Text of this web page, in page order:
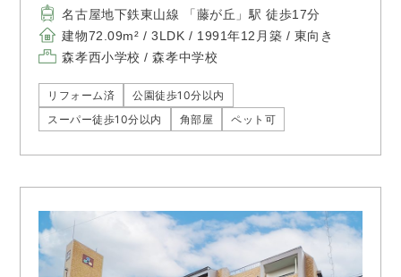
名古屋地下鉄東山線 「藤が丘」駅 徒歩17分
建物72.09m² / 3LDK / 1991年12月築 / 東向き
森孝西小学校 / 森孝中学校
リフォーム済
公園徒歩10分以内
スーパー徒歩10分以内
角部屋 ペット可